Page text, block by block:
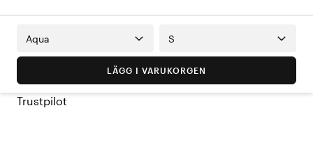
Aqua S
LÄGG I VARUKORGEN
Trustpilot